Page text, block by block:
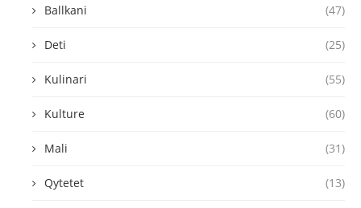
Ballkani (47)
Deti (25)
Kulinari (55)
Kulture (60)
Mali (31)
Qytetet (13)